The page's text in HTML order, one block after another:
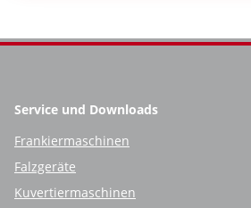
Service und Downloads
Frankiermaschinen
Falzgeräte
Kuvertiermaschinen